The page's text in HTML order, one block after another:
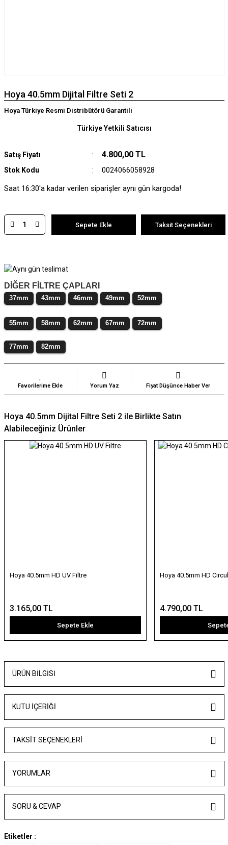
Hoya 40.5mm Dijital Filtre Seti 2
Hoya Türkiye Resmi Distribütörü Garantili
Satış Fiyatı 4.800,00 TL
Stok Kodu 0024066058928
Türkiye Yetkili Satıcısı
Saat 16:30'a kadar verilen siparişler aynı gün kargoda!
Sepete Ekle Taksit Seçenekleri
DİĞER FİLTRE ÇAPLARI
37mm 43mm 46mm 49mm 52mm
55mm 58mm 62mm 67mm 72mm
77mm 82mm
Yorum Yaz Fiyat Düşünce Haber Ver
Hoya 40.5mm Dijital Filtre Seti 2 ile Birlikte Satın
Alabileceğiniz Ürünler
Hoya 40.5mm HD UV Filtre
3.165,00 TL
Sepete Ekle
Hoya 40.5mm HD
4.790,00 TL
ÜRÜN BILGISI
KUTU İÇERİĞİ
TAKSIT SEÇENEKLERI
YORUMLAR
SORU & CEVAP
Etiketler :